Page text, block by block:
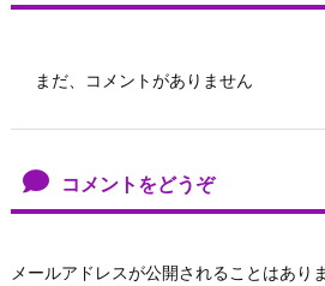
まだ、コメントがありません
コメントをどうぞ
メールアドレスが公開されることはあり